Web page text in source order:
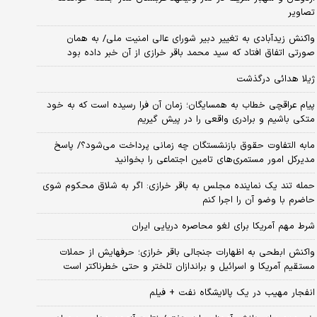
تصاویر
واکنش زیدآبادی به تغییر دبیر شورای عالی امنیت ملی/ به همان
صورتی اتفاق افتاد که سید محمد باقر خرازی از آن خبر داده بود
ژیلا هدائی درگذشت
پیام عراقچی خطاب به همسایگان؛ زمان آن فرا رسیده است که به خود
متکی باشیم و برادری واقعی را در پیش گیریم
مابه التفاوت حقوق بازنشستگان چه زمانی پرداخت می‌شود؟/ پاسخ
مدیرکل امور مستمری‌های تامین اجتماعی را بخوانید
حمله تند یک نماینده مجلس به باقر خرازی: اگر به شلاق محکوم شوی
حاضرم با وضو آن را اجرا کنم
شرط مهم آمریکا برای لغو محاصره دریایی ایران
واکنش ابطحی به اظهارات جنجالی باقر خرازی؛ حرفهایش از حملات
مستقیم آمریکا و اسرائیل و براندازان تلختر و حتی خطرناکتر است
انفجار مهیب در یک پالایشگاه نفت + فیلم